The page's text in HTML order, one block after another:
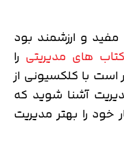
و ارزشمند بود
های مدیریتی را
است با کلکسیونی از
آشنا شوید که
را بهتر مدیریت